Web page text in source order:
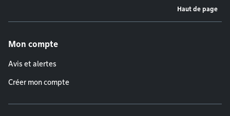
Haut de page
Mon compte
Avis et alertes
Créer mon compte